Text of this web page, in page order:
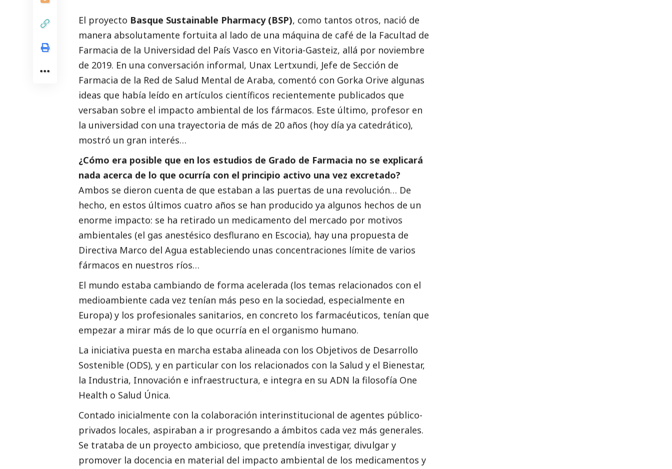
El proyecto Basque Sustainable Pharmacy (BSP), como tantos otros, nació de
manera absolutamente fortuita al lado de una máquina de café de la Facultad de
Farmacia de la Universidad del País Vasco en Vitoria-Gasteiz, allá por noviembre
de 2019. En una conversación informal, Unax Lertxundi, Jefe de Sección de
Farmacia de la Red de Salud Mental de Araba, comentó con Gorka Orive algunas
ideas que había leído en artículos científicos recientemente publicados que
versaban sobre el impacto ambiental de los fármacos. Este último, profesor en
la universidad con una trayectoria de más de 20 años (hoy día ya catedrático),
mostró un gran interés…
¿Cómo era posible que en los estudios de Grado de Farmacia no se explicará
nada acerca de lo que ocurría con el principio activo una vez excretado?
Ambos se dieron cuenta de que estaban a las puertas de una revolución… De
hecho, en estos últimos cuatro años se han producido ya algunos hechos de un
enorme impacto: se ha retirado un medicamento del mercado por motivos
ambientales (el gas anestésico desflurano en Escocia), hay una propuesta de
Directiva Marco del Agua estableciendo unas concentraciones límite de varios
fármacos en nuestros ríos…
El mundo estaba cambiando de forma acelerada (los temas relacionados con el
medioambiente cada vez tenían más peso en la sociedad, especialmente en
Europa) y los profesionales sanitarios, en concreto los farmacéuticos, tenían que
empezar a mirar más de lo que ocurría en el organismo humano.
La iniciativa puesta en marcha estaba alineada con los Objetivos de Desarrollo
Sostenible (ODS), y en particular con los relacionados con la Salud y el Bienestar,
la Industria, Innovación e infraestructura, e integra en su ADN la filosofía One
Health o Salud Única.
Contado inicialmente con la colaboración interinstitucional de agentes público-
privados locales, aspiraban a ir progresando a ámbitos cada vez más generales.
Se trataba de un proyecto ambicioso, que pretendía investigar, divulgar y
promover la docencia en material del impacto ambiental de los medicamentos y